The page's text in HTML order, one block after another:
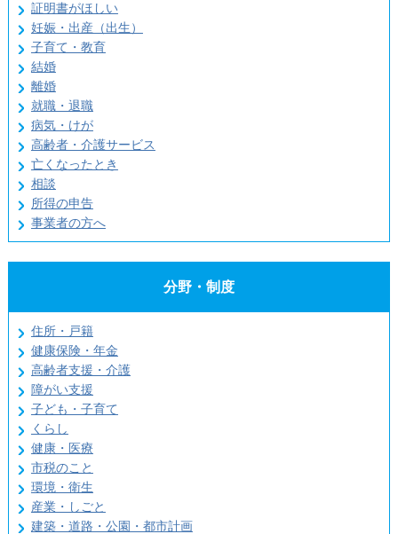
証明書がほしい
妊娠・出産（出生）
子育て・教育
結婚
離婚
就職・退職
病気・けが
高齢者・介護サービス
亡くなったとき
相談
所得の申告
事業者の方へ
分野・制度
住所・戸籍
健康保険・年金
高齢者支援・介護
障がい支援
子ども・子育て
くらし
健康・医療
市税のこと
環境・衛生
産業・しごと
建築・道路・公園・都市計画